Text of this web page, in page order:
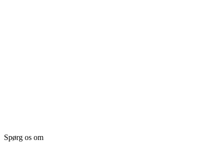
Spørg os om